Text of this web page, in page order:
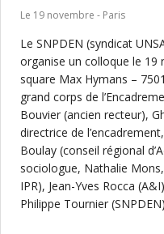
Le 19 novembre - Paris
Le SNPDEN (syndicat
organise un colloque le 19
square Max Hymans –
grand corps de
Bouvier (ancien recteur),
directrice de
Boulay (conseil régional
sociologue, Nathalie
IPR), Jean-Yves Rocca
Philippe Tournier